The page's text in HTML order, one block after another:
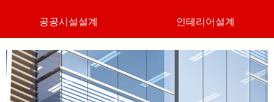
공공시설설계 인테리어설계